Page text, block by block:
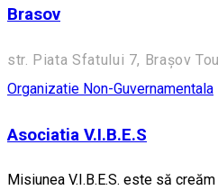
Brasov
str. Piata Sfatului 7, Brașov
Organizatie Non-Guvernamentala
Asociatia V.I.B.E.S
Misiunea V.I.B.E.S. este să